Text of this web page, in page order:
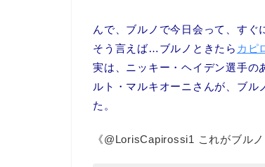
んで、ブルノで今日会って、す
そう言えば…ブルノときたら カピ
実は、ニッキー・ヘイデン選手の
ルト・マルキオーニさんが、ブ
た。
《@LorisCapirossi1 これがブル